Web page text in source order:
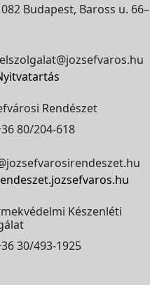
Budapest, Baross u. 66–
Rendészet
80/204-618
Készenléti
30/493-1925